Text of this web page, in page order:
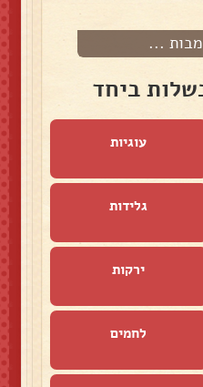
...
ביחד
עוגיות
גלידות
ירקות
לחמים